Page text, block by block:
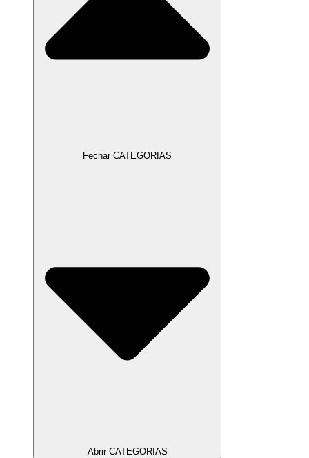
Fechar CATEGORIAS
Abrir CATEGORIAS